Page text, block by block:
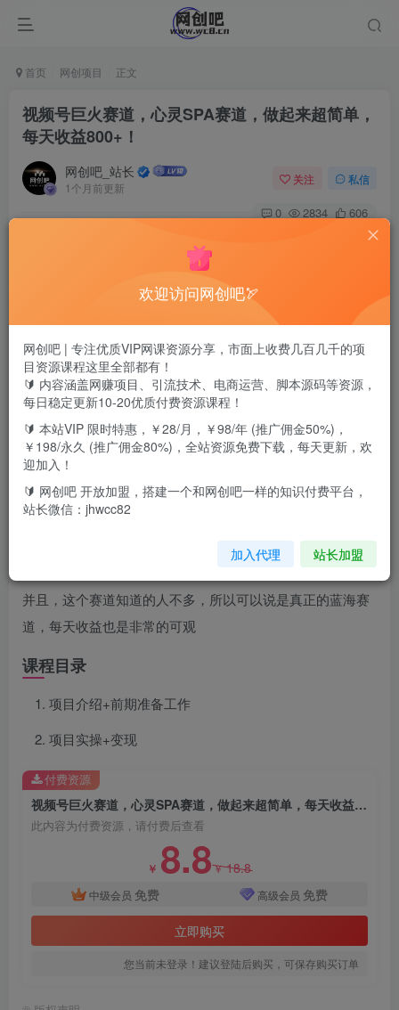
首页 网创项目 正文
视频号巨火赛道，心灵SPA赛道，做起来超简单，
每天收益800+！
网创吧_站长
1个月前更新
关注 私信
0 2834 606
项目介绍
当今社会，人们的压力都是非常的大，很多的时候是需要心
个赛道的出现真的帮助了太多人改变
并且，这个赛道知道的人不多，所以可以说是真正的蓝海赛
道，每天收益也是非常的可观
课程目录
项目介绍+前期准备工作
项目实操+变现
视频号巨火赛道，心灵SPA赛道，做起来超简单，每天收益800+！
此内容为付费资源，请付费后查看
￥ 8.8￥18.8
中级会员 免费 高级会员 免费
立即购买
您当前未登录！建议登陆后购买，可保存购买订单
付费资源
欢迎访问网创吧🏹
网创吧 | 专注优质VIP网课资源分享，市面上收费几百几千的项
目资源课程这里全部都有！
🔰 内容涵盖网赚项目、引流技术、电商运营、脚本源码等资源，
每日稳定更新10-20优质付费资源课程！
🔰 本站VIP 限时特惠，￥28/月，￥98/年 (推广佣金50%)，
￥198/永久 (推广佣金80%)，全站资源免费下载，每天更新，欢
迎加入！
🔰 网创吧 开放加盟，搭建一个和网创吧一样的知识付费平台，
站长微信：jhwcc82
加入代理 站长加盟